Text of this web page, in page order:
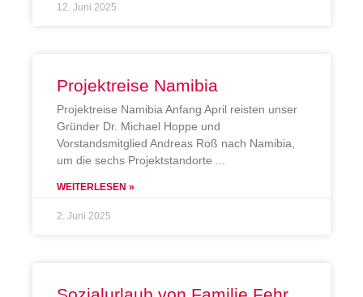
12. Juni 2025
Projektreise Namibia
Projektreise Namibia Anfang April reisten unser
Gründer Dr. Michael Hoppe und
Vorstandsmitglied Andreas Roß nach Namibia,
um die sechs Projektstandorte
WEITERLESEN »
2. Juni 2025